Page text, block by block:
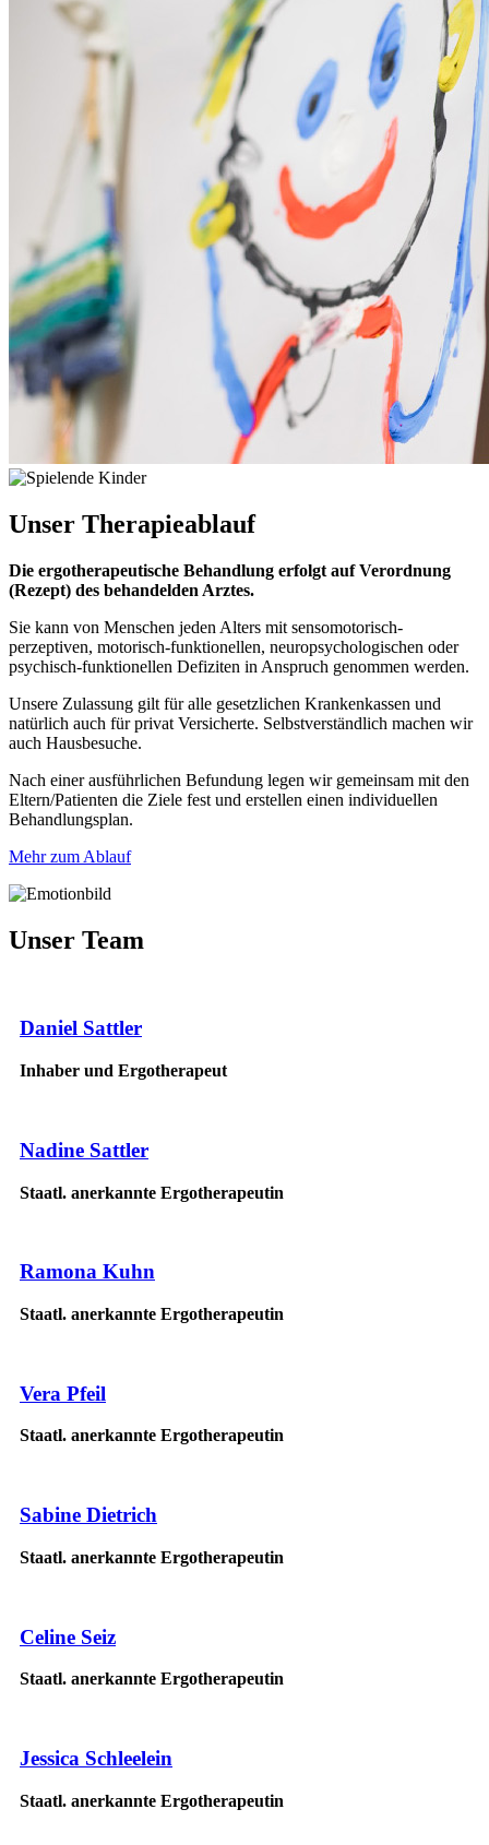
Unser Therapieablauf
Die ergotherapeutische Behandlung erfolgt auf Verordnung
(Rezept) des behandelden Arztes.
Sie kann von Menschen jeden Alters mit sensomotorisch-
perzeptiven, motorisch-funktionellen, neuropsychologischen oder
psychisch-funktionellen Defiziten in Anspruch genommen werden.
Unsere Zulassung gilt für alle gesetzlichen Krankenkassen und
natürlich auch für privat Versicherte. Selbstverständlich machen wir
auch Hausbesuche.
Nach einer ausführlichen Befundung legen wir gemeinsam mit den
Eltern/Patienten die Ziele fest und erstellen einen individuellen
Behandlungsplan.
Mehr zum Ablauf
Unser Team
Daniel Sattler
Inhaber und Ergotherapeut
Nadine Sattler
Staatl. anerkannte Ergotherapeutin
Ramona Kuhn
Staatl. anerkannte Ergotherapeutin
Vera Pfeil
Staatl. anerkannte Ergotherapeutin
Sabine Dietrich
Staatl. anerkannte Ergotherapeutin
Celine Seiz
Staatl. anerkannte Ergotherapeutin
Jessica Schleelein
Staatl. anerkannte Ergotherapeutin